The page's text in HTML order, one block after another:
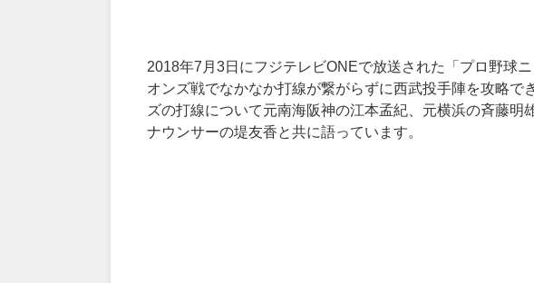
2018年7月3日にフジテレビONEで放送された「プロ野球
オンズ戦でなかなか打線が繋がらずに西武投手陣を攻略で
ズの打線について元南海阪神の江本孟紀、元横浜の斉藤明
ナウンサーの堤友香と共に語っています。